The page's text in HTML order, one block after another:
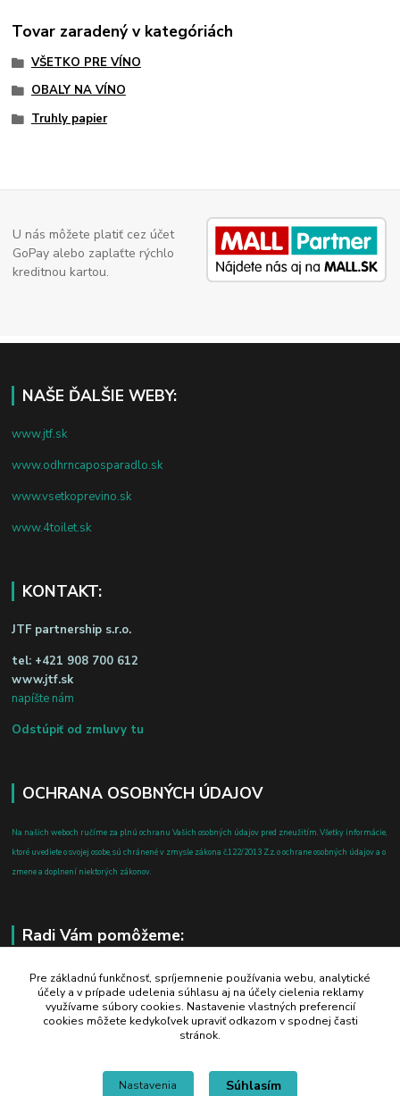
Tovar zaradený v kategóriách
VŠETKO PRE VÍNO
OBALY NA VÍNO
Truhly papier
U nás môžete platiť cez účet
GoPay alebo zaplaťte rýchlo
kreditnou kartou.
NAŠE ĎALŠIE WEBY:
www.jtf.sk
www.odhrncaposparadlo.sk
www.vsetkoprevino.sk
www.4toilet.sk
KONTAKT:
JTF partnership s.r.o.
tel: +421 908 700 612
www.jtf.sk
napíšte nám
Odstúpiť od zmluvy tu
OCHRANA OSOBNÝCH ÚDAJOV
Na našich weboch ručíme za plnú ochranu Vašich osobných údajov pred zneužitím. Všetky informácie,
ktoré uvediete o svojej osobe, sú chránené v zmysle zákona č.122/2013 Z.z. o ochrane osobných údajov a o
zmene a doplnení niektorých zákonov.
Radi Vám pomôžeme:
+421 908 700 612
po-pia: 8.00 - 16.00
business@jtf.sk
Pre základnú funkčnosť, spríjemnenie používania webu, analytické
účely a v prípade udelenia súhlasu aj na účely cielenia reklamy
využívame súbory cookies. Nastavenie vlastných preferencií
cookies môžete kedykoľvek upraviť odkazom v spodnej časti
stránok.
Nastavenia Súhlasím